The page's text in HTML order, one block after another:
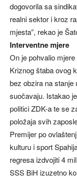
dogovorila sa
realni sektor i kroz
mjesta”, rekao je
Interventne mjere
On je pohvalio
Kriznog štaba ovog
bez obzira na
suočavaju. Istakao
politici ZDK-a te se
položaja svih
Premijer po
kulturu i sport
regresa izdvojiti 4
SSS BiH izuzetno